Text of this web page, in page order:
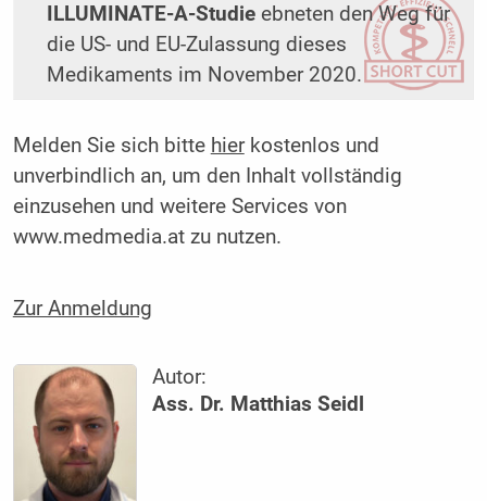
ILLUMINATE-A-Studie ebneten den Weg für
die US- und EU-Zulassung dieses
Medikaments im November 2020.
Melden Sie sich bitte hierkostenlos und
unverbindlich an, um den Inhalt vollständig
einzusehen und weitere Services von
www.medmedia.at zu nutzen.
Zur Anmeldung
Autor:
Ass. Dr. Matthias Seidl